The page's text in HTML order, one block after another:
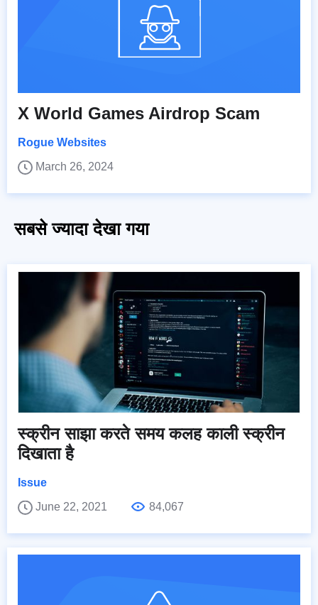
X World Games Airdrop Scam
Rogue Websites
March 26, 2024
सबसे ज्यादा देखा गया
स्क्रीन साझा करते समय कलह काली स्क्रीन
दिखाता है
Issue
June 22, 2021
84,067